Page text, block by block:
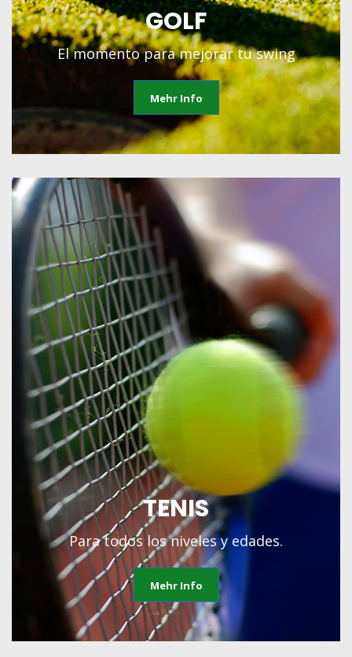
GOLF
El momento para mejorar tu swing
Mehr Info
TENIS
Para todos los niveles y edades.
Mehr Info